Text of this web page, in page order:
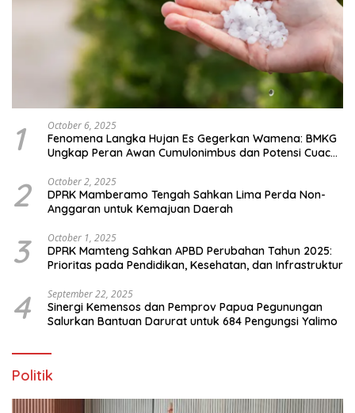
1 October 6, 2025
Fenomena Langka Hujan Es Gegerkan Wamena: BMKG
Ungkap Peran Awan Cumulonimbus dan Potensi Cuaca
2 October 2, 2025
DPRK Mamberamo Tengah Sahkan Lima Perda Non-
Anggaran untuk Kemajuan Daerah
3 October 1, 2025
DPRK Mamteng Sahkan APBD Perubahan Tahun 2025:
Prioritas pada Pendidikan, Kesehatan, dan Infrastruktur
4 September 22, 2025
Sinergi Kemensos dan Pemprov Papua Pegunungan
Salurkan Bantuan Darurat untuk 684 Pengungsi Yalimo
Politik